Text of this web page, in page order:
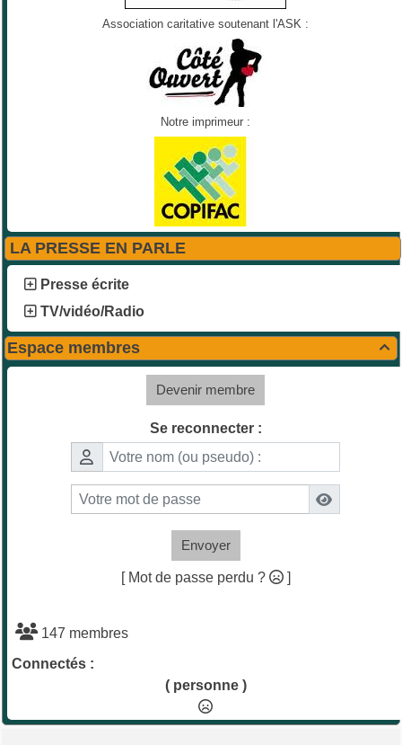
Association caritative soutenant l'ASK :
Notre imprimeur :
LA PRESSE EN PARLE
Presse écrite
TV/vidéo/Radio

Espace membres
Devenir membre
Se reconnecter :
Envoyer
[ Mot de passe perdu ? ]
147 membres
Connectés :
( personne )